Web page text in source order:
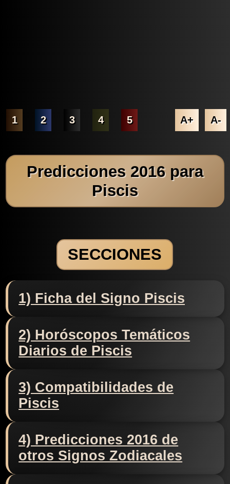
1 2 3 4 5 A+ A-
Predicciones 2016 para
Piscis
SECCIONES
1) Ficha del Signo Piscis
2) Horóscopos Temáticos
Diarios de Piscis
3) Compatibilidades de
Piscis
4) Predicciones 2016 de
otros Signos Zodiacales